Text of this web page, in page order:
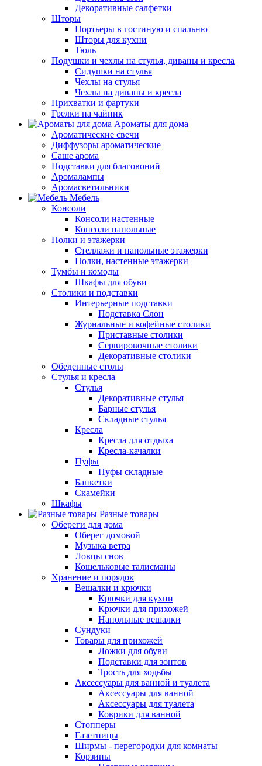
Декоративные салфетки
Шторы
Портьеры в гостиную и спальню
Шторы для кухни
Тюль
Подушки и чехлы на стулья, диваны и кресла
Сидушки на стулья
Чехлы на стулья
Чехлы на диваны и кресла
Прихватки и фартуки
Грелки на чайник
Ароматы для дома
Ароматические свечи
Диффузоры ароматические
Саше арома
Подставки для благовоний
Аромалампы
Аромасветильники
Мебель
Консоли
Консоли настенные
Консоли напольные
Полки и этажерки
Стеллажи и напольные этажерки
Полки, настенные этажерки
Тумбы и комоды
Шкафы для обуви
Столики и подставки
Интерьерные подставки
Подставка Слон
Журнальные и кофейные столики
Приставные столики
Сервировочные столики
Декоративные столики
Обеденные столы
Стулья и кресла
Стулья
Декоративные стулья
Барные стулья
Складные стулья
Кресла
Кресла для отдыха
Кресла-качалки
Пуфы
Пуфы складные
Банкетки
Скамейки
Шкафы
Разные товары
Обереги для дома
Оберег домовой
Музыка ветра
Ловцы снов
Кошельковые талисманы
Хранение и порядок
Вешалки и крючки
Крючки для кухни
Крючки для прихожей
Напольные вешалки
Сундуки
Товары для прихожей
Ложки для обуви
Подставки для зонтов
Трость для ходьбы
Аксессуары для ванной и туалета
Аксессуары для ванной
Аксессуары для туалета
Коврики для ванной
Стопперы
Газетницы
Ширмы - перегородки для комнаты
Корзины